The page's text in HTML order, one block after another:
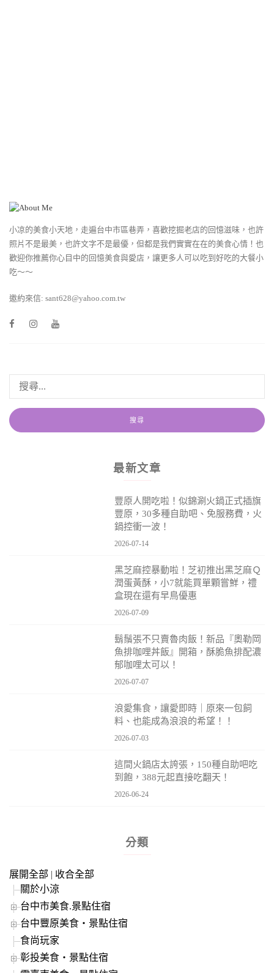
小凉的美食小天地，走遍台中市區巷弄，喜歡挖掘老店的回憶滋味，也許
照片不是最美，也許文字不是最優，但都是我們實實在在的美食心情！也
歡迎你推薦你心目中的回憶美食與愛店，讓更多人可以吃到好吃的大餐小
吃～～
邀約來信: sant628@yahoo.com.tw
最新文章
豐原人開吃啦！似錦涮火鍋正式插旗
豐原，30多種自助吧、免服務費，火
鍋控衝一波！
2026-07-14
黑芝麻控暴動啦！芝初推出黑芝麻Ｑ
潤蛋黃酥，小7就能買單顆嘗鮮，禮
盒現在還有早鳥優惠
2026-07-09
鬍鬚張不只賣魯肉飯！新品『奧勒岡
魚排咖哩丼飯』開箱，酥脆魚排配濃
郁咖哩太可以！
2026-07-07
浪愛集食，讓愛即時｜原來一包飼
料、也能成為浪浪的希望！！
2026-07-03
這間火鍋店太誇張，150種自助吧吃
到飽，388元起直接吃翻天！
2026-06-24
分類
展開全部 | 收合全部
關於小涼
台中市美食.景點住宿
台中豐原美食‧景點住宿
食尚玩家
彰投美食‧景點住宿